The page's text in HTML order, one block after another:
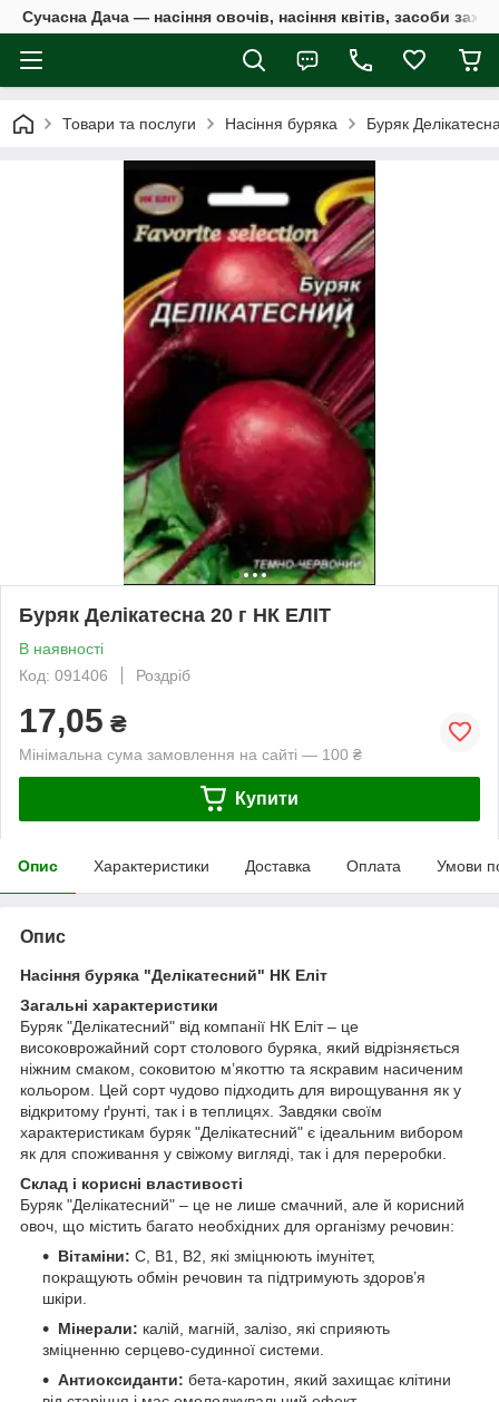
Сучасна Дача — насіння овочів, насіння квітів, засоби
Товари та послуги Насіння буряка Буряк
Буряк Делікатесна 20 г НК ЕЛІТ
В наявності
Код: 091406
Роздріб
17,05 ₴
Мінімальна сума замовлення на сайті — 100 ₴
Купити
Опис Характеристики Доставка Оплата Умови
Опис
Насіння буряка "Делікатесний" НК Еліт
Загальні характеристики
Буряк "Делікатесний" від компанії НК Еліт – це
високоврожайний сорт столового буряка, який відрізняється
ніжним смаком, соковитою м’якоттю та яскравим насиченим
кольором. Цей сорт чудово підходить для вирощування як у
відкритому ґрунті, так і в теплицях. Завдяки своїм
характеристикам буряк "Делікатесний" є ідеальним вибором
як для споживання у свіжому вигляді, так і для переробки.
Склад і корисні властивості
Буряк "Делікатесний" – це не лише смачний, але й корисний
овоч, що містить багато необхідних для організму речовин:
Вітаміни: C, B1, B2, які зміцнюють імунітет,
покращують обмін речовин та підтримують здоров’я
шкіри.
Мінерали: калій, магній, залізо, які сприяють
зміцненню серцево-судинної системи.
Антиоксиданти: бета-каротин, який захищає клітини